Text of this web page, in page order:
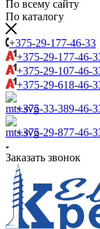
По всему сайту
По каталогу
+375-29-177-46-33
+375-29-177-46-
+375-29-107-46-
+375-29-618-46-
+375-33-389-46-
+375-29-877-46-
Заказать звонок